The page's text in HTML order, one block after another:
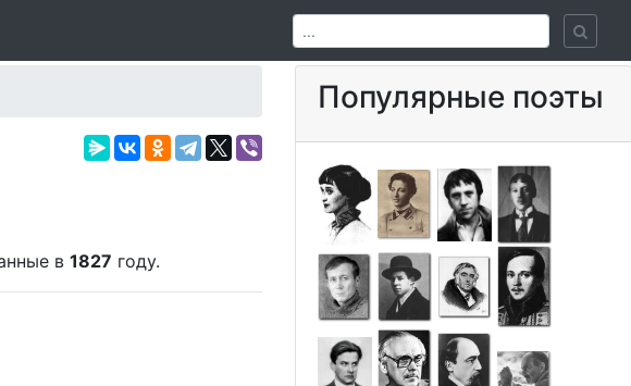
в 1827 году.
Популярные поэты